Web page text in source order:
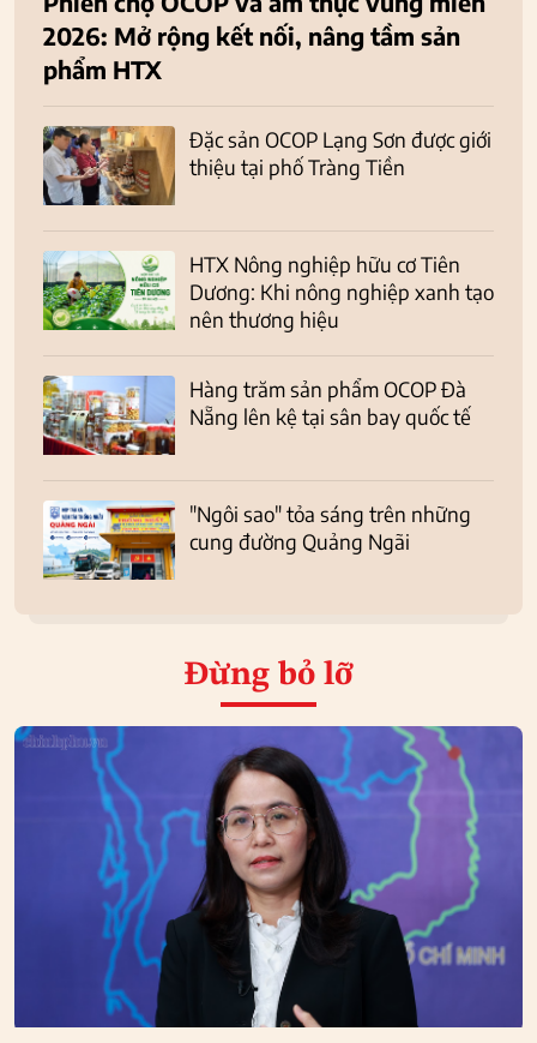
2026: Mở rộng kết nối, nâng tầm sản
phẩm HTX
Đặc sản OCOP Lạng Sơn được giới
thiệu tại phố Tràng Tiền
HTX Nông nghiệp hữu cơ Tiên
Dương: Khi nông nghiệp xanh tạo
nên thương hiệu
Hàng trăm sản phẩm OCOP Đà
Nẵng lên kệ tại sân bay quốc tế
"Ngôi sao" tỏa sáng trên những
cung đường Quảng Ngãi
Đừng bỏ lỡ